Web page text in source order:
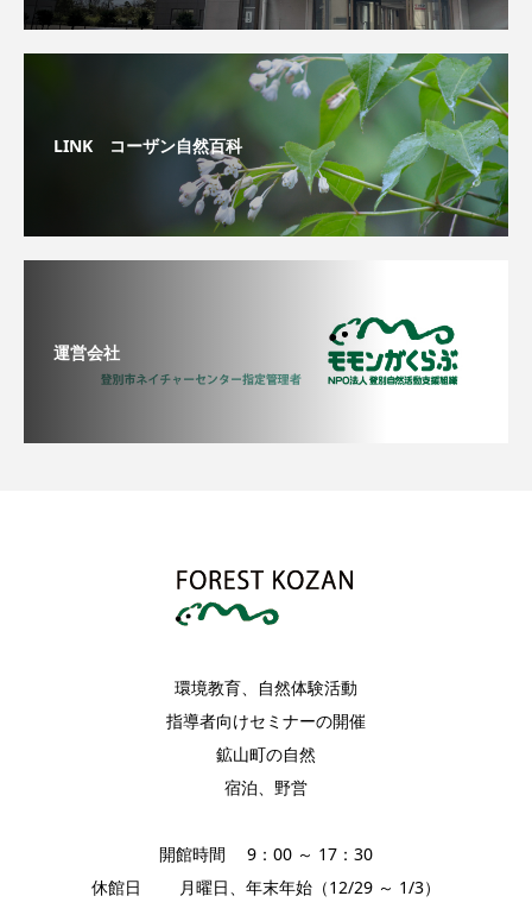
LINK コーザン自然百科
運営会社
環境教育、自然体験活動
指導者向けセミナーの開催
鉱山町の自然
宿泊、野営
開館時間 9：00 ～ 17：30
休館日 月曜日、年末年始（12/29 ～ 1/3）